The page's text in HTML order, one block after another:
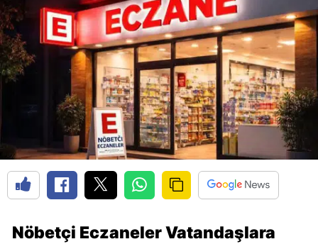
Nöbetçi Eczaneler Vatandaşlara